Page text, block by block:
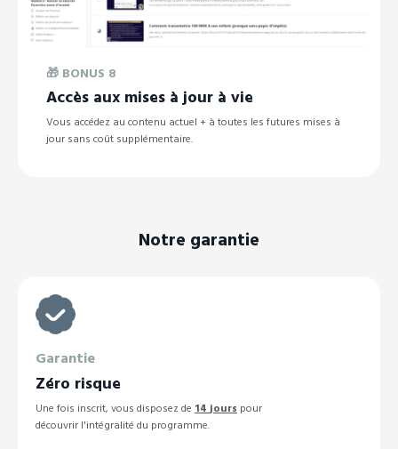
🎁 BONUS 8
Accès aux mises à jour à vie
Vous accédez au contenu actuel + à toutes les futures mises à
jour sans coût supplémentaire.
Notre garantie
Garantie
Zéro risque
Une fois inscrit, vous disposez de 14jours pour
découvrir l'intégralité du programme.